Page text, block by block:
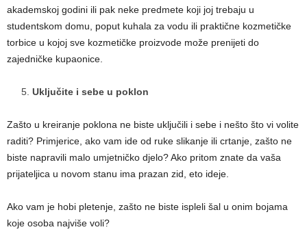
akademskoj godini ili pak neke predmete koji joj trebaju u
studentskom domu, poput kuhala za vodu ili praktične kozmetičke
torbice u kojoj sve kozmetičke proizvode može prenijeti do
zajedničke kupaonice.
Uključite i sebe u poklon
Zašto u kreiranje poklona ne biste uključili i sebe i nešto što vi volite
raditi? Primjerice, ako vam ide od ruke slikanje ili crtanje, zašto ne
biste napravili malo umjetničko djelo? Ako pritom znate da vaša
prijateljica u novom stanu ima prazan zid, eto ideje.
Ako vam je hobi pletenje, zašto ne biste ispleli šal u onim bojama
koje osoba najviše voli?